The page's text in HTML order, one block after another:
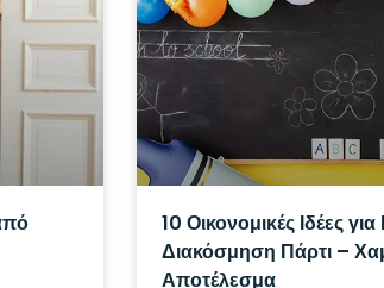
10 Οικονομικές Ιδέες
Διακόσμηση Πάρτι –
Αποτέλεσμα